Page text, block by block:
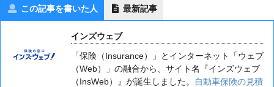
この記事を書いた人 最新記事
インズウェブ
「保険（Insurance）」とインターネット「ウェブ
（Web）」の融合から、サイト名『インズウェブ
（InsWeb）』が誕生しました。
自動車保険の見積